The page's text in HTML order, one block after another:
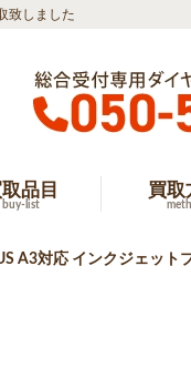
致しました
品目
buy-list
買取
A3対応 インクジェッ